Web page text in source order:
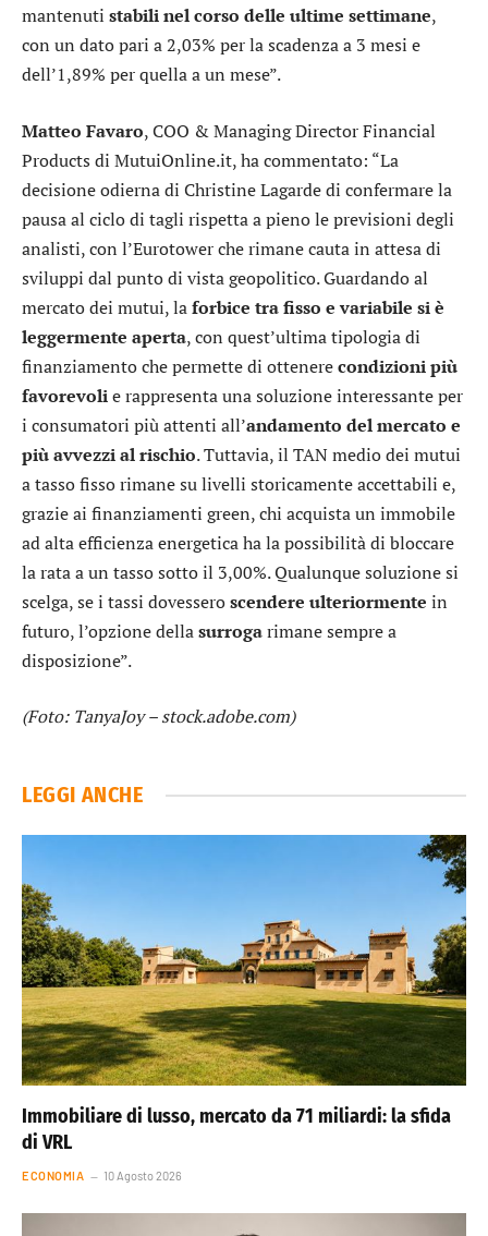
mantenuti stabili nel corso delle ultime settimane,
con un dato pari a 2,03% per la scadenza a 3 mesi e
dell’1,89% per quella a un mese”.
Matteo Favaro, COO & Managing Director Financial
Products di MutuiOnline.it, ha commentato: “La
decisione odierna di Christine Lagarde di confermare la
pausa al ciclo di tagli rispetta a pieno le previsioni degli
analisti, con l’Eurotower che rimane cauta in attesa di
sviluppi dal punto di vista geopolitico. Guardando al
mercato dei mutui, laforbice tra fisso e variabile si è
leggermente aperta, con quest’ultima tipologia di
finanziamento che permette di ottenerecondizioni più
favorevolie rappresenta una soluzione interessante per
i consumatori più attenti all’andamento del mercato e
più avvezzi al rischio. Tuttavia, il TAN medio dei mutui
a tasso fisso rimane su livelli storicamente accettabili e,
grazie ai finanziamenti green, chi acquista un immobile
ad alta efficienza energetica ha la possibilità di bloccare
la rata a un tasso sotto il 3,00%. Qualunque soluzione si
scelga, se i tassi dovesseroscendere ulteriormente in
futuro, l’opzione dellasurrogarimane sempre a
disposizione”.
(Foto: TanyaJoy – stock.adobe.com)
LEGGI ANCHE
Immobiliare di lusso, mercato da 71 miliardi: la sfida
di VRL
ECONOMIA 10 Agosto 2026